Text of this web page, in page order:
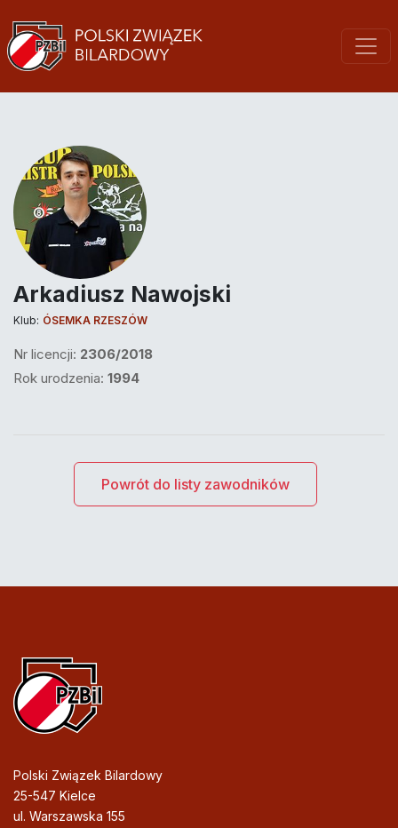
Arkadiusz Nawojski
Klub: ÓSEMKA RZESZÓW
Nr licencji: 2306/2018
Rok urodzenia: 1994
Powrót do listy zawodników
Polski Związek Bilardowy
25-547 Kielce
ul. Warszawska 155